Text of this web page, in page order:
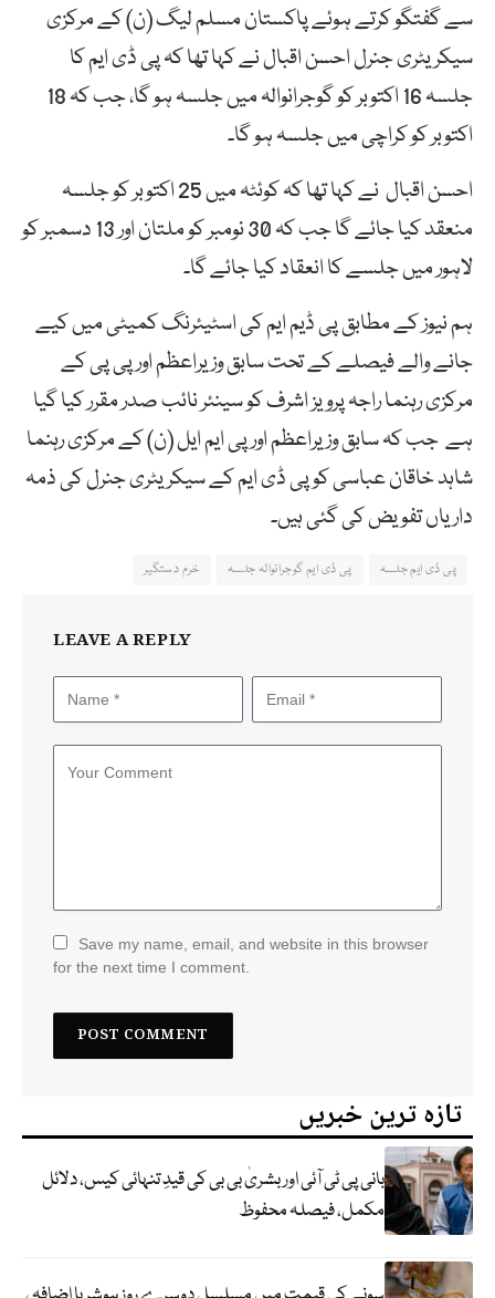
سے گفتگو کرتے ہوئے پاکستان مسلم لیگ (ن) کے مرکزی
سیکریٹری جنرل احسن اقبال نے کہا تھا کہ پی ڈی ایم کا
جلسہ 16 اکتوبر کو گوجرانوالہ میں جلسہ ہو گا، جب کہ 18
اکتوبر کو کراچی میں جلسہ ہو گا۔
احسن اقبال نے کہا تھا کہ کوئٹہ میں 25 اکتوبر کو جلسہ
منعقد کیا جائے گا جب کہ 30 نومبر کو ملتان اور 13 دسمبر کو
لاہور میں جلسے کا انعقاد کیا جائے گا۔
ہم نیوز کے مطابق پی ڈیم ایم کی اسٹیئرنگ کمیٹی میں کیے
جانے والے فیصلے کے تحت سابق وزیراعظم اور پی پی کے
مرکزی رہنما راجہ پرویز اشرف کو سینئر نائب صدر مقرر کیا گیا
ہے جب کہ سابق وزیراعظم اور پی ایم ایل (ن) کے مرکزی رہنما
شاہد خاقان عباسی کو پی ڈی ایم کے سیکریٹری جنرل کی ذمہ
داریاں تفویض کی گئی ہیں۔
پی ڈی ایم جلسہ پی ڈی ایم گوجرانوالہ جلسہ خرم دستگیر
LEAVE A REPLY
Save my name, email, and website in this browser
for the next time I comment.
تازہ ترین خبریں
بانی پی ٹی آئی اور بشریٰ بی بی کی قیدِ تنہائی کیس، دلائل
مکمل، فیصلہ محفوظ